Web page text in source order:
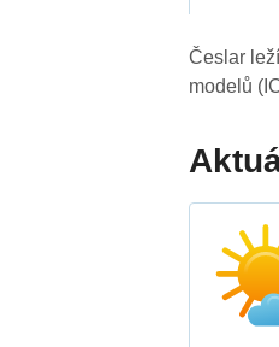
Česlar
modelů